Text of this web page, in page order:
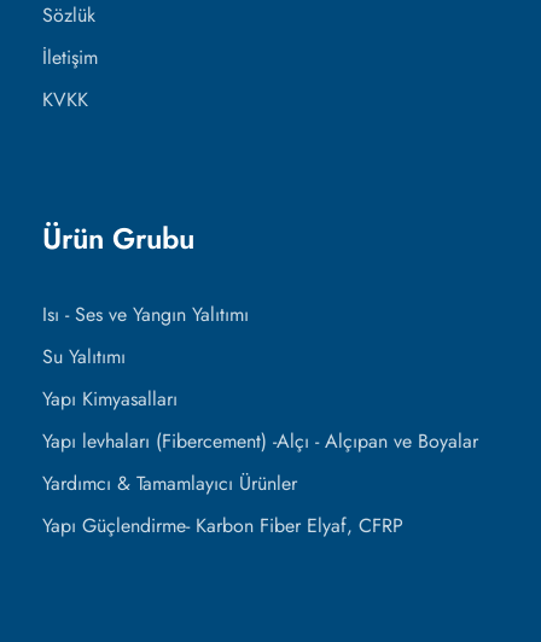
Sözlük
İletişim
KVKK
Ürün Grubu
Isı - Ses ve Yangın Yalıtımı
Su Yalıtımı
Yapı Kimyasalları
Yapı levhaları (Fibercement) -Alçı - Alçıpan ve Boyalar
Yardımcı & Tamamlayıcı Ürünler
Yapı Güçlendirme- Karbon Fiber Elyaf, CFRP